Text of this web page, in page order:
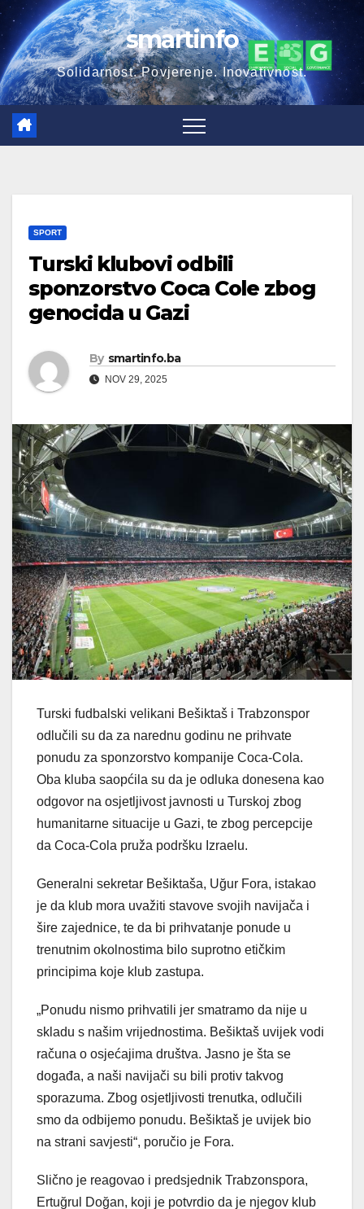
Skip
to
content
smartinfo
Solidarnost. Povjerenje. Inovativnost.
SPORT
Turski klubovi odbili
sponzorstvo Coca Cole zbog
genocida u Gazi
By smartinfo.ba
NOV 29, 2025
Turski fudbalski velikani Bešiktaš i Trabzonspor
odlučili su da za narednu godinu ne prihvate
ponudu za sponzorstvo kompanije Coca-Cola.
Oba kluba saopćila su da je odluka donesena kao
odgovor na osjetljivost javnosti u Turskoj zbog
humanitarne situacije u Gazi, te zbog percepcije
da Coca-Cola pruža podršku Izraelu.
Generalni sekretar Bešiktaša, Uğur Fora, istakao
je da klub mora uvažiti stavove svojih navijača i
šire zajednice, te da bi prihvatanje ponude u
trenutnim okolnostima bilo suprotno etičkim
principima koje klub zastupa.
„Ponudu nismo prihvatili jer smatramo da nije u
skladu s našim vrijednostima. Bešiktaš uvijek vodi
računa o osjećajima društva. Jasno je šta se
događa, a naši navijači su bili protiv takvog
sporazuma. Zbog osjetljivosti trenutka, odlučili
smo da odbijemo ponudu. Bešiktaš je uvijek bio
na strani savjesti“, poručio je Fora.
Slično je reagovao i predsjednik Trabzonspora,
Ertuğrul Doğan, koji je potvrdio da je njegov klub